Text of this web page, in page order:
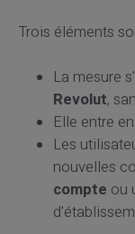
Trois éléments
La mesure
Revolut,
Elle entre
Les
nouvelles
compte ou